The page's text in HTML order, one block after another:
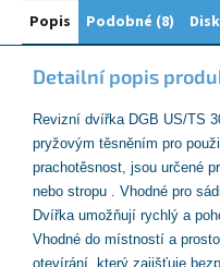
Popis Podobné (8)
Detailní popis
Revizní dvířka DGB US/TS
pryžovým těsněním pro
prachotěsnost, jsou určené
nebo stropu . Vhodné pro
Dvířka umožňují rychlý a
Vhodné do místností a
otevírání, který zajišťuje